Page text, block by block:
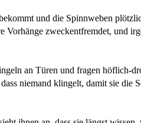
und die Spinnweben
Vorhänge zweckentfremdet, und
an Türen und fragen höflich-
niemand klingelt, damit sie die